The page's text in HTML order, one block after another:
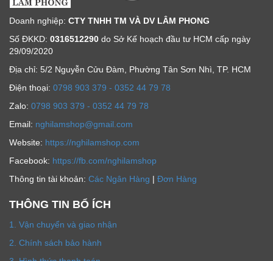
Doanh nghiệp: CTY TNHH TM VÀ DV LÂM PHONG
Số ĐKKD: 0316512290 do Sở Kế hoạch đầu tư HCM cấp ngày
29/09/2020
Địa chỉ: 5/2 Nguyễn Cửu Đàm, Phường Tân Sơn Nhì, TP. HCM
Ðiện thoại: 0798 903 379 - 0352 44 79 78
Zalo: 0798 903 379 - 0352 44 79 78
Email: nghilamshop@gmail.com
Website: https://nghilamshop.com
Facebook: https://fb.com/nghilamshop
Thông tin tài khoản: Các Ngân Hàng | Đơn Hàng
THÔNG TIN BỔ ÍCH
1. Vận chuyển và giao nhận
2. Chính sách bảo hành